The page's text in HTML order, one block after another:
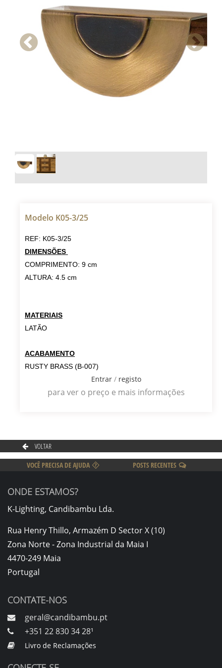
Modelo K05-3/25
REF: K05-3/25
DIMENSÕES
COMPRIMENTO: 9 cm
ALTURA: 4.5 cm
MATERIAIS
LATÃO
ACABAMENTO
RUSTY BRASS (B-007)
Entrar/ registo
para ver o preço e mais informações
VOLTAR
VOCÊ PRECISA DE AJUDA
POSTS RECENTES
ONDE ESTAMOS?
K-Lighting, Candibambu Lda.
Rua Henry Thillo, Armazém D Sector X (10)
Zona Norte - Zona Industrial da Maia I
4470-249 Maia
Portugal
CONTATE-NOS
geral@candibambu.pt
+351 22 830 34 28¹
Livro de Reclamações